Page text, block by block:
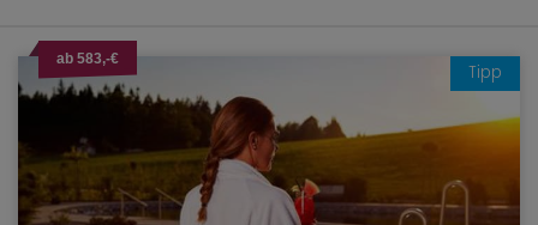
ab 583,-€